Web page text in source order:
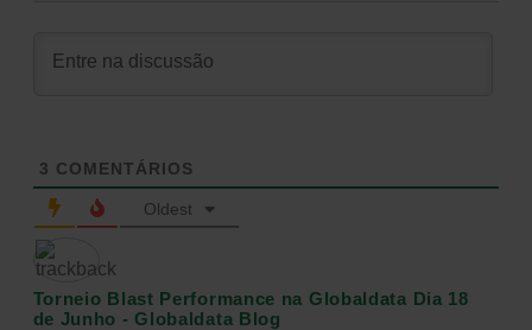
3 COMENTÁRIOS
Oldest
Torneio Blast Performance na Globaldata Dia 18
de Junho - Globaldata Blog